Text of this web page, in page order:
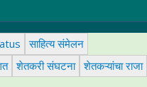
साहित्य संमेलन
शेतकरी संघटना शेतकऱ्यांचा राजा